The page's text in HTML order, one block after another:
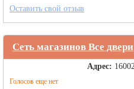
Оставить свой отзыв
Сеть магазинов Все двери
Голосов еще нет
Адрес: